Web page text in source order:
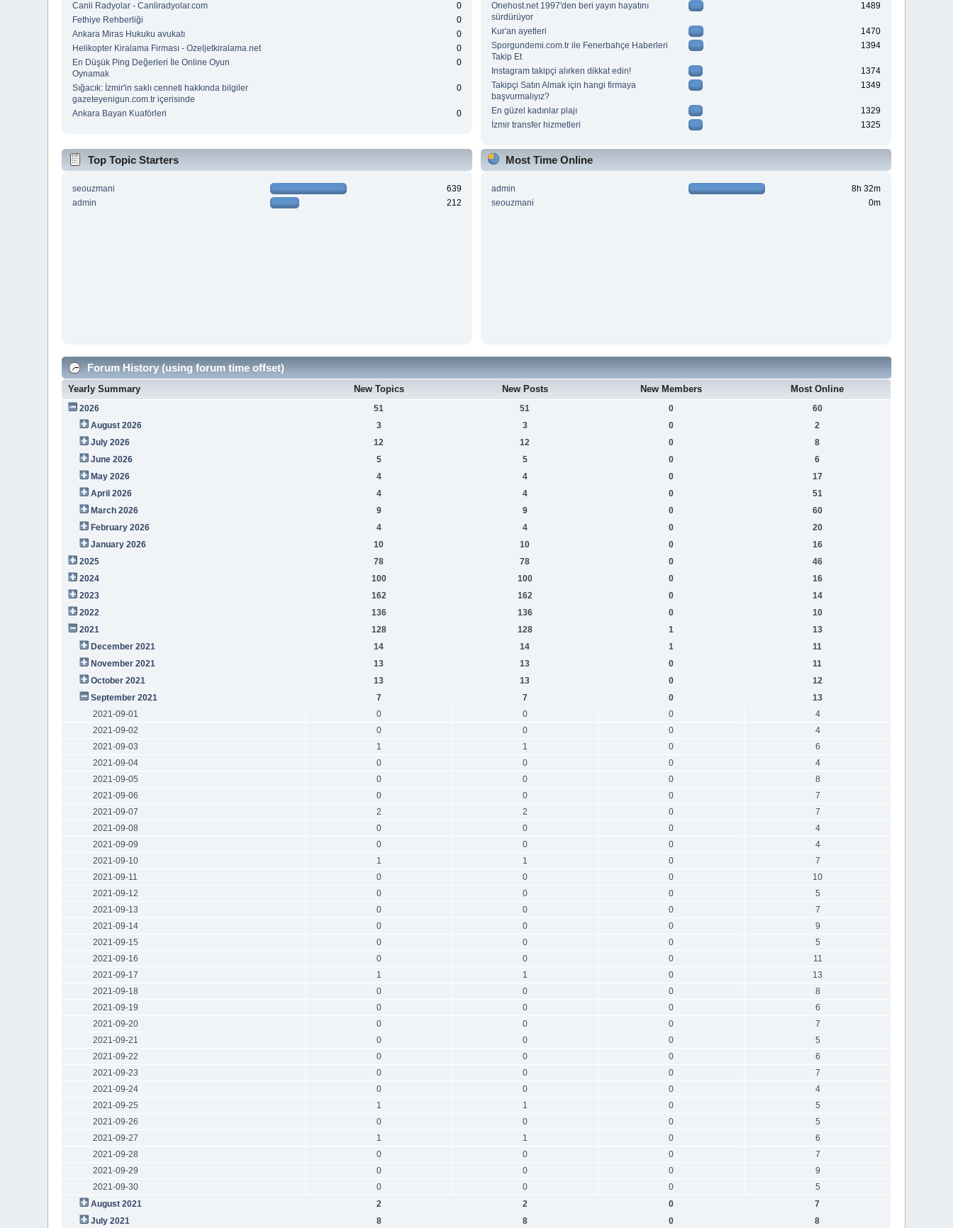
Canli Radyolar - Canliradyolar.com
0
Fethiye Rehberliği
0
Ankara Miras Hukuku avukatı
0
Helikopter Kiralama Firması - Ozeljetkiralama.net
0
En Düşük Ping Değerleri İle Online Oyun
Oynamak
0
Sığacık: İzmir'in saklı cenneti hakkında bilgiler
gazeteyenigun.com.tr içerisinde
0
Ankara Bayan Kuaförleri 0
Onehost.net 1997'den beri yayın hayatını
sürdürüyor
1489
Kur'an ayetleri
1470
Sporgundemi.com.tr ile Fenerbahçe Haberleri
Takip Et
1394
Instagram takipçi alırken dikkat edin!
1374
Takipçi Satın Almak için hangi firmaya
başvurmalıyız?
1349
En güzel kadınlar plajı
1329
İzmir transfer hizmetleri
1325
Top Topic Starters
seouzmani
639
admin
212
Most Time Online
admin
8h 32m
seouzmani
0m
Forum History (using forum time offset)
Yearly Summary New Topics New Posts New Members Most Online
2026 51 51 0
60
August 2026
3 3 0
2
July 2026
12 12 0
8
June 2026
5 5 0
6
May 2026
4 4 0
17
April 2026
4 4 0
51
March 2026
9 9 0
60
February 2026
4 4 0
20
January 2026
10 10 0
16
2025
78 78 0
46
2024
100 100 0
16
2023
162 162 0
14
2022
136 136 0
10
2021
128 128 1
13
December 2021
14 14 1
11
November 2021
13 13 0
11
October 2021
13 13 0
12
September 2021
7 7 0
13
2021-09-01
0 0 0
4
2021-09-02
0 0 0
4
2021-09-03
1 1 0
6
2021-09-04
0 0 0
4
2021-09-05
0 0 0
8
2021-09-06
0 0 0
7
2021-09-07
2 2 0
7
2021-09-08
0 0 0
4
2021-09-09
0 0 0
4
2021-09-10
1 1 0
7
2021-09-11
0 0 0
10
2021-09-12
0 0 0
5
2021-09-13
0 0 0
7
2021-09-14
0 0 0
9
2021-09-15
0 0 0
5
2021-09-16
0 0 0
11
2021-09-17
1 1 0
13
2021-09-18
0 0 0
8
2021-09-19
0 0 0
6
2021-09-20
0 0 0
7
2021-09-21
0 0 0
5
2021-09-22
0 0 0
6
2021-09-23
0 0 0
7
2021-09-24
0 0 0
4
2021-09-25
1 1 0
5
2021-09-26
0 0 0
5
2021-09-27
1 1 0
6
2021-09-28
0 0 0
7
2021-09-29
0 0 0
9
2021-09-30
0 0 0
5
August 2021
2 2 0
7
July 2021
8 8 0 8